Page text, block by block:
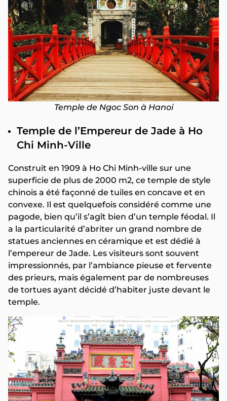
Temple de Ngoc Son à Hanoi
Temple de l’Empereur de Jade à Ho
Chi Minh-Ville
Construit en 1909 à Ho Chi Minh-ville sur une
superficie de plus de 2000 m2, ce temple de style
chinois a été façonné de tuiles en concave et en
convexe. Il est quelquefois considéré comme une
pagode, bien qu’il s’agît bien d’un temple féodal. Il
a la particularité d’abriter un grand nombre de
statues anciennes en céramique et est dédié à
l’empereur de Jade. Les visiteurs sont souvent
impressionnés, par l’ambiance pieuse et fervente
des prieurs, mais également par de nombreuses
de tortues ayant décidé d’habiter juste devant le
temple.